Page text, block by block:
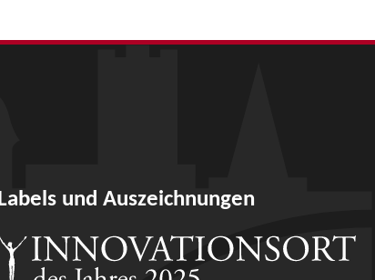
Labels und Auszeichnungen